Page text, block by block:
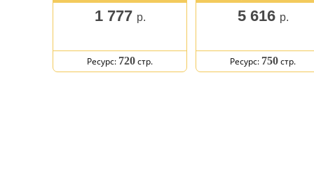
1 777 р.
Ресурс: 720стр.
5 616 р.
Ресурс: 750стр.